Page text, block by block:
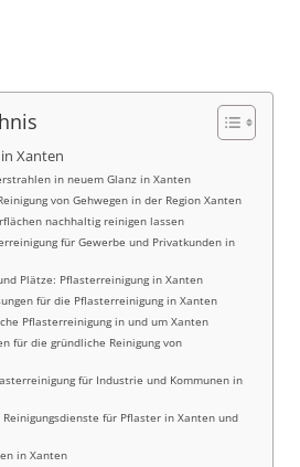
Xanten
in neuem Glanz in Xanten
von Gehwegen in der Region Xanten
nachhaltig reinigen lassen
für Gewerbe und Privatkunden in
Plätze: Pflasterreinigung in Xanten
für die Pflasterreinigung in Xanten
Pflasterreinigung in und um Xanten
für die gründliche Reinigung von
für Industrie und Kommunen in
für Pflaster in Xanten und
in Xanten